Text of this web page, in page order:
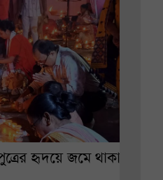
হৃদয়ে জমে থাকা